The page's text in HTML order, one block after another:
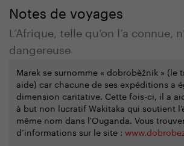
Notes de voyages
L’Afrique, telle qu’on l’a connue,
dangereuse
Marek se surnomme « dobroběžník » (le
aide) car chacune de ses expéditions a
dimension caritative. Cette fois-ci, il a
à but non lucratif Wakitaka qui soutient
même nom dans l'Ouganda. Vous
d’informations sur le site :